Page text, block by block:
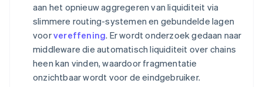
aan het opnieuw aggregeren van liquiditeit via
slimmere routing-systemen en gebundelde lagen
voorvereffening. Er wordt onderzoek gedaan naar
middleware die automatisch liquiditeit over chains
heen kan vinden, waardoor fragmentatie
onzichtbaar wordt voor de eindgebruiker.